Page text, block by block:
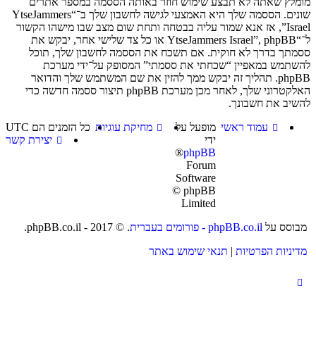
שונים. הססמה שלך היא האמצעי לגישה לחשבון שלך ב־“YtseJammers
Israel”, אז אנא שמור עליה בבטחה ותחת שום מצב שבו מישהו הקשור
ל־“YtseJammers Israel”, phpBB או כל צד שלישי אחר, יבקש את
ססמתך בדרך לא חוקית. אם תשכח את הססמה לחשבון שלך, תוכל
להשתמש במאפיין “שכחתי את ססמתי” המסופק על־ידי מערכת
phpBB. תהליך זה יבקש ממך להזין את שם המשתמש שלך והדואר
האלקטרוני שלך, לאחר מכן מערכת phpBB תיצור ססמה חדשה כדי
להשיב את חשבונך.
עמוד ראשי
כל הזמנים הם UTC
מחיקת עוגיות
יצירת קשר
מופעל על
ידי
phpBB
®
Forum
Software
© phpBB
Limited
מבוסס על phpBB.co.il - פורומים בעברית
. © 2017 - phpBB.co.il.
מדיניות הפרטיות | תנאי שימוש באתר